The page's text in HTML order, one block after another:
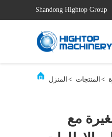
Shandong Hightop Group
المنزل > المنتجات >
مع